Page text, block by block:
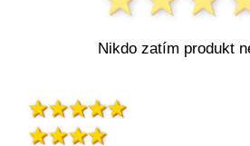
Nikdo zatím produkt